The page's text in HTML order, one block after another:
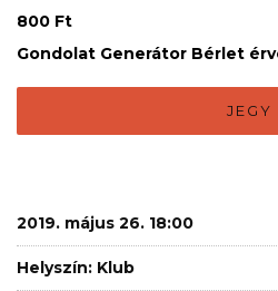
800 Ft
Gondolat Generátor Bérlet
JEGY
2019. május 26. 18:00
Helyszín: Klub